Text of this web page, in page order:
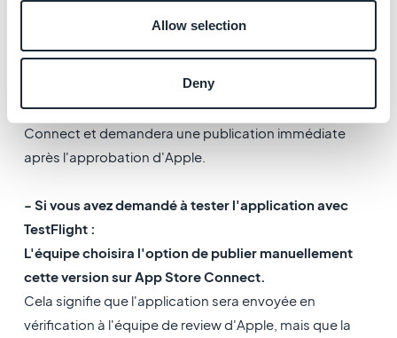
Allow selection
Deny
6. Options de test et de
publication
- Si vous avez refusé de tester l'application :
L'équipe soumettra l'application sur l'App Store
Connect et demandera une publication immédiate
après l'approbation d'Apple.
- Si vous avez demandé à tester l'application avec
TestFlight :
L'équipe choisira l'option de publier manuellement
cette version sur App Store Connect.
Cela signifie que l'application sera envoyée en
vérification à l'équipe de review d'Apple, mais que la